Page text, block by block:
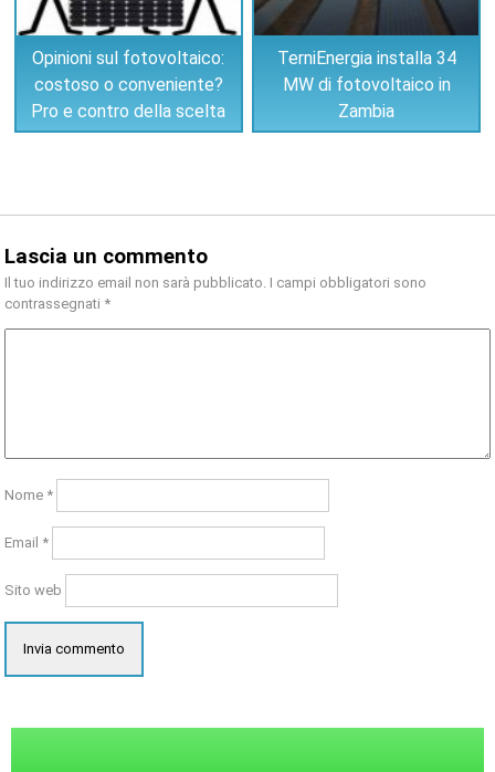
Opinioni sul fotovoltaico:
costoso o conveniente?
Pro e contro della scelta
TerniEnergia installa 34
MW di fotovoltaico in
Zambia
Lascia un commento
Il tuo indirizzo email non sarà pubblicato. I campi obbligatori sono
contrassegnati *
Nome *
Email *
Sito web